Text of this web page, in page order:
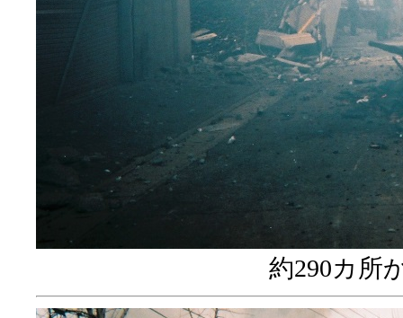
約290カ所